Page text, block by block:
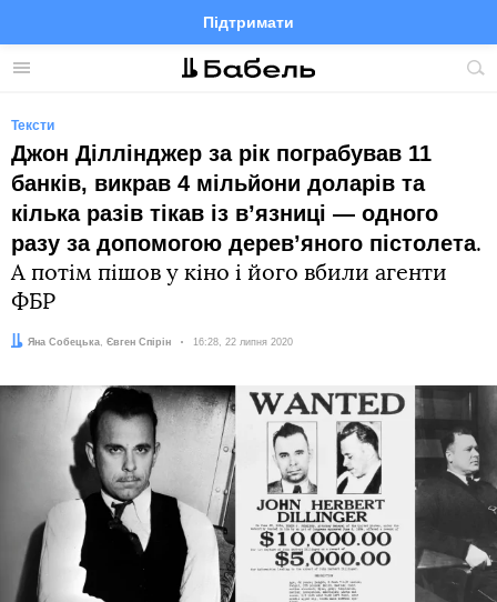
Меню
Підтримати
FacebookTelegramTwitter
Тексти
Джон Діллінджер за рік пограбував 11
банків, викрав 4 мільйони доларів та
кілька разів тікав із вʼязниці — одного
разу за допомогою деревʼяного пістолета.
А потім пішов у кіно і його вбили агенти
ФБР
Автор:
Яна Собецька
Редактор: Євген Спірін Дата:
16:28, 22 липня 2020